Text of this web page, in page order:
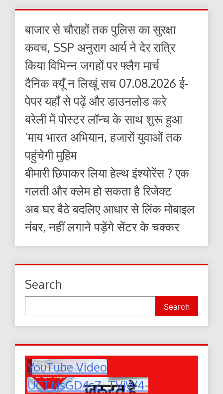
बाजार से चौराहों तक पुलिस का सुरक्षा
कवच, SSP अनुराग आर्य ने देर रात्रि
किया विभिन्न जगहों पर फ्लैग मार्च
दैनिक क्यूँ न लिखूं सच 07.08.2026 ई-
पेपर यहाँ से पढ़ें और डाउनलोड करे
बरेली में पोस्टर लॉन्च के साथ शुरू हुआ
‘माय भारत अभियान, हजारों युवाओं तक
पहुंचेगी मुहिम
बीमारी छिपाकर लिया हेल्थ इंश्योरेंस ? एक
गलती और क्लेम हो सकता है रिजेक्ट
अब घर बैठे बदलिए आधार से लिंक मोबाइल
नंबर, नहीं लगाने पड़ेंगे सेंटर के चक्कर
Search
Search
YouTube Video
UCTNsGD4sZ_TVjW4-